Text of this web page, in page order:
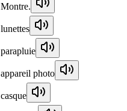
Montre.
lunettes
parapluie
appareil photo
casque